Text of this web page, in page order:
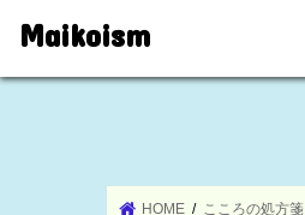
Maikoism
HOME こころの処方箋